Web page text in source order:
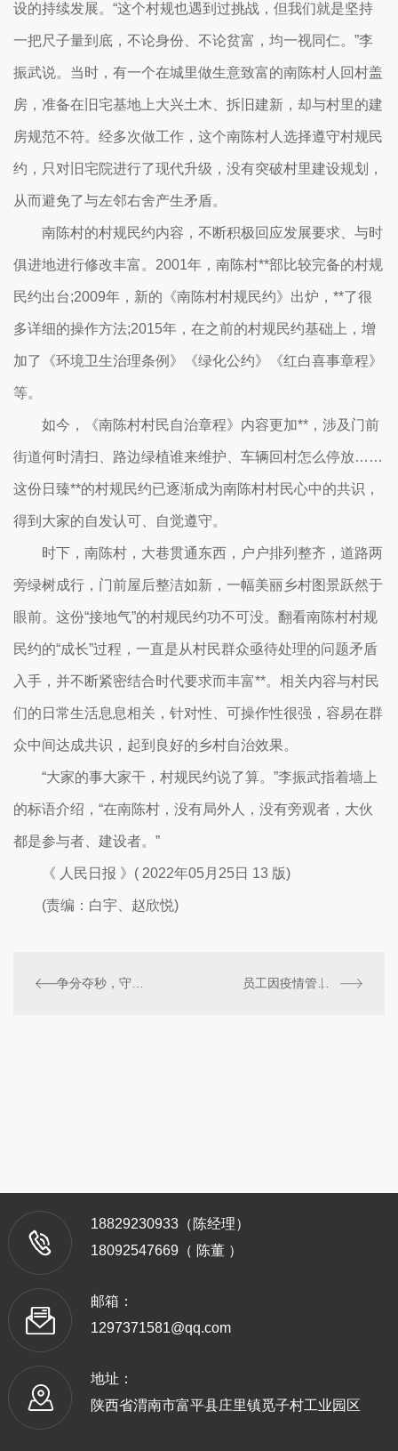
设的持续发展。“这个村规也遇到过挑战，但我们就是坚持
一把尺子量到底，不论身份、不论贫富，均一视同仁。”李
振武说。当时，有一个在城里做生意致富的南陈村人回村盖
房，准备在旧宅基地上大兴土木、拆旧建新，却与村里的建
房规范不符。经多次做工作，这个南陈村人选择遵守村规民
约，只对旧宅院进行了现代升级，没有突破村里建设规划，
从而避免了与左邻右舍产生矛盾。
南陈村的村规民约内容，不断积极回应发展要求、与时
俱进地进行修改丰富。2001年，南陈村**部比较完备的村规
民约出台;2009年，新的《南陈村村规民约》出炉，**了很
多详细的操作方法;2015年，在之前的村规民约基础上，增
加了《环境卫生治理条例》《绿化公约》《红白喜事章程》
等。
如今，《南陈村村民自治章程》内容更加**，涉及门前
街道何时清扫、路边绿植谁来维护、车辆回村怎么停放……
这份日臻**的村规民约已逐渐成为南陈村村民心中的共识，
得到大家的自发认可、自觉遵守。
时下，南陈村，大巷贯通东西，户户排列整齐，道路两
旁绿树成行，门前屋后整洁如新，一幅美丽乡村图景跃然于
眼前。这份“接地气”的村规民约功不可没。翻看南陈村村规
民约的“成长”过程，一直是从村民群众亟待处理的问题矛盾
入手，并不断紧密结合时代要求而丰富**。相关内容与村民
们的日常生活息息相关，针对性、可操作性很强，容易在群
众中间达成共识，起到良好的乡村自治效果。
“大家的事大家干，村规民约说了算。”李振武指着墙上
的标语介绍，“在南陈村，没有局外人，没有旁观者，大伙
都是参与者、建设者。”
《 人民日报 》( 2022年05月25日 13 版)
(责编：白宇、赵欣悦)
18829230933（陈经理）
18092547669（ 陈董 ）
邮箱：
1297371581@qq.com
地址：
陕西省渭南市富平县庄里镇觅子村工业园区